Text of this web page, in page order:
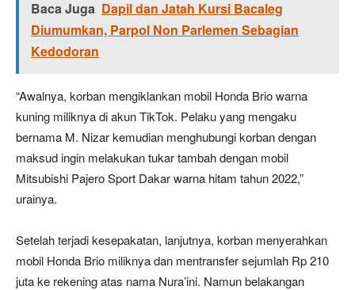
Baca Juga Dapil dan Jatah Kursi Bacaleg
Diumumkan, Parpol Non Parlemen Sebagian
Kedodoran
“Awalnya, korban mengiklankan mobil Honda Brio warna
kuning miliknya di akun TikTok. Pelaku yang mengaku
bernama M. Nizar kemudian menghubungi korban dengan
maksud ingin melakukan tukar tambah dengan mobil
Mitsubishi Pajero Sport Dakar warna hitam tahun 2022,”
urainya.
Setelah terjadi kesepakatan, lanjutnya, korban menyerahkan
mobil Honda Brio miliknya dan mentransfer sejumlah Rp 210
juta ke rekening atas nama Nura’ini. Namun belakangan